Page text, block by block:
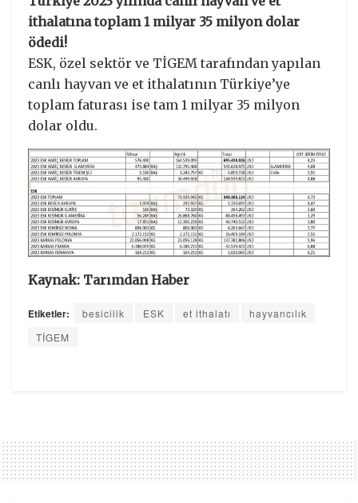
ithalatına toplam 1 milyar 35 milyon dolar
ödedi!
ESK, özel sektör ve TİGEM tarafından yapılan
canlı hayvan ve et ithalatının Türkiye’ye
toplam faturası ise tam 1 milyar 35 milyon
dolar oldu.
Kaynak: Tarımdan Haber
Etiketler: besicilik ESK et ithalatı
hayvancılık
TİGEM